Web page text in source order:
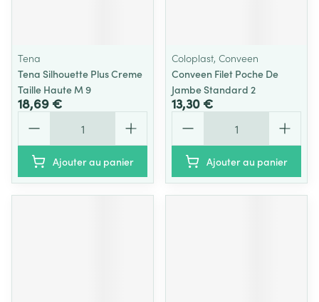
Tena
Tena Silhouette Plus Creme
Taille Haute M 9
18,69 €
Ajouter au panier
Coloplast, Conveen
Conveen Filet Poche De
Jambe Standard 2
13,30 €
Ajouter au panier